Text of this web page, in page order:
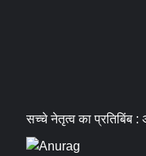
सच्चे नेतृत्व का प्रतिबिंब :